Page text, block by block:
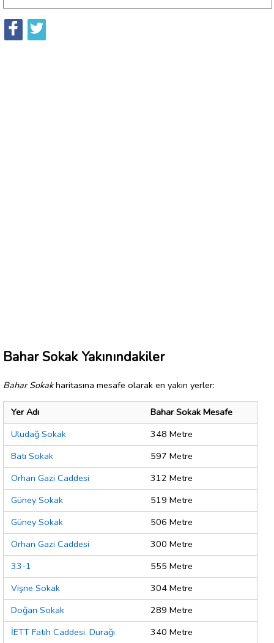
Bahar Sokak Yakınındakiler
Bahar Sokakharitasına mesafe olarak en yakın yerler:
Yer Adı
Bahar Sokak Mesafe
Uludağ Sokak
348 Metre
Batı Sokak
597 Metre
Orhan Gazi Caddesi
312 Metre
Güney Sokak
519 Metre
Güney Sokak
506 Metre
Orhan Gazi Caddesi
300 Metre
33-1
555 Metre
Vişne Sokak
304 Metre
Doğan Sokak
289 Metre
İETT Fatih Caddesi. Durağı
340 Metre